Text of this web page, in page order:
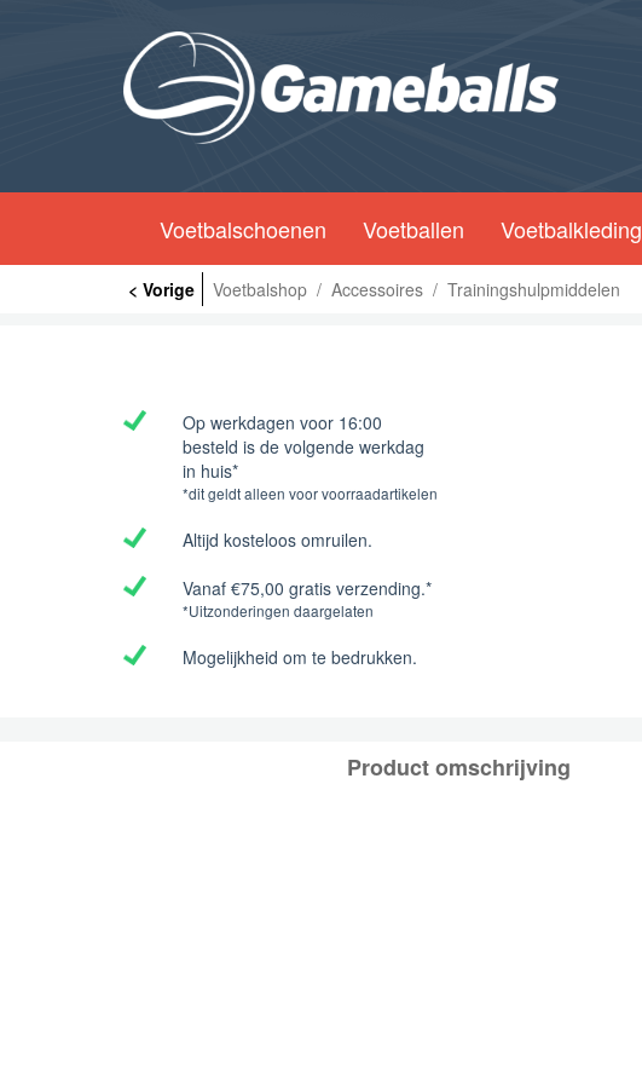
Voetbalschoenen Voetballen Voetbalkleding
< Vorige Voetbalshop / Accessoires / Trainingshulpmiddelen
Op werkdagen voor 16:00
besteld is de volgende werkdag
in huis*
*dit geldt alleen voor voorraadartikelen
Altijd kosteloos omruilen.
Vanaf €75,00 gratis verzending.*
*Uitzonderingen daargelaten
Mogelijkheid om te bedrukken.
Product omschrijving